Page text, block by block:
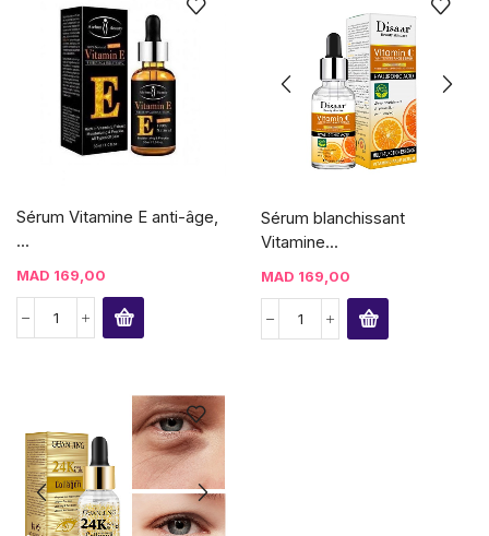
Sérum Vitamine E anti-âge,
...
MAD 169,00
Sérum blanchissant
Vitamine...
MAD 169,00